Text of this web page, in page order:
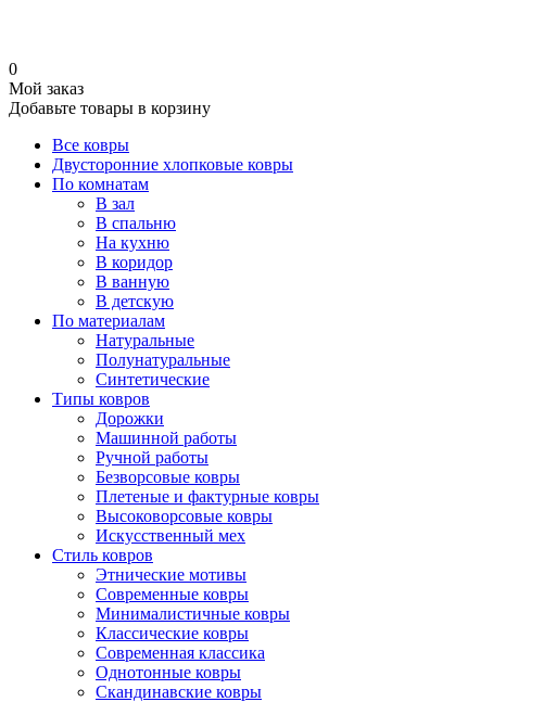
0
Мой заказ
Добавьте товары в корзину
Все ковры
Двусторонние хлопковые ковры
По комнатам
В зал
В спальню
На кухню
В коридор
В ванную
В детскую
По материалам
Натуральные
Полунатуральные
Синтетические
Типы ковров
Дорожки
Машинной работы
Ручной работы
Безворсовые ковры
Плетеные и фактурные ковры
Высоковорсовые ковры
Искусственный мех
Стиль ковров
Этнические мотивы
Современные ковры
Минималистичные ковры
Классические ковры
Современная классика
Однотонные ковры
Скандинавские ковры